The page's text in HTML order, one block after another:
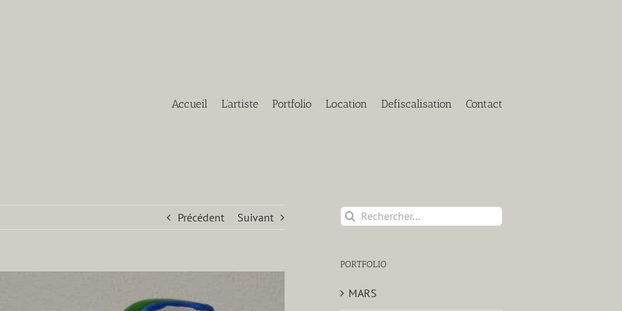
Accueil L’artiste Portfolio Location Defiscalisation Contact
Précédent Suivant Rechercher:
PORTFOLIO
MARS